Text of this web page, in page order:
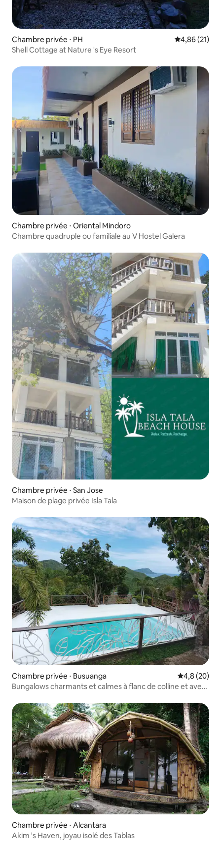
Chambre privée ⋅ PH Évaluation
4,86 (21)
Shell Cottage at Nature 's Eye Resort
Chambre privée ⋅ Oriental Mindoro
Chambre quadruple ou familiale au V Hostel Galera
Chambre privée ⋅ San Jose
Maison de plage privée Isla Tala
Chambre privée ⋅ Busuanga Évaluation
4,8 (20)
Bungalows charmants et calmes à flanc de colline et avec
Chambre privée ⋅ Alcantara
Akim 's Haven, joyau isolé des Tablas